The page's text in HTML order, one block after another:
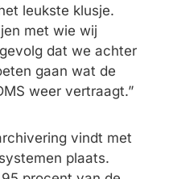
leukste klusje.
met wie wij
dat we achter
gaan wat de
weer vertraagt.”
vindt met
plaats.